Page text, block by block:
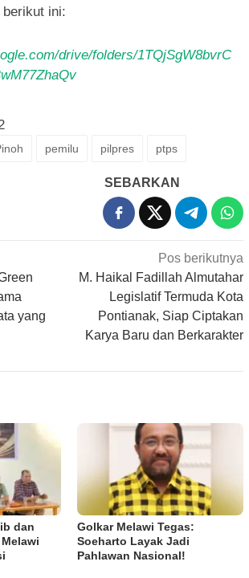
berikut ini:
drive/folders/1TQjSgW8bvrC
pemilu pilpres ptps
SEBARKAN
yang
Pos berikutnya
M. Haikal Fadillah Almutahar
Legislatif Termuda Kota
Pontianak, Siap Ciptakan
Karya Baru dan Berkarakter
dan
Golkar Melawi Tegas:
Soeharto Layak Jadi
Pahlawan Nasional!